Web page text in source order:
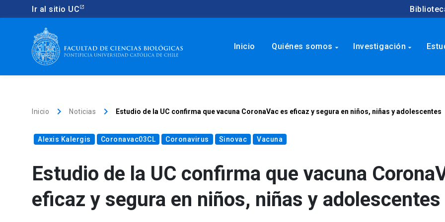
Ir al sitio UC
Inicio Quiénes somos arrow_drop_down Investigación arrow_drop_down
Inicio keyboard_arrow_right Noticias keyboard_arrow_right Estudio de la UC confirma que vacuna CoronaVac es eficaz y segura en niños, niñas y adolescentes
Alexis Kalergis Coronavac03CL Coronavirus Sinovac Vacuna
Estudio de la UC confirma que vacuna
eficaz y segura en niños, niñas y adolescentes